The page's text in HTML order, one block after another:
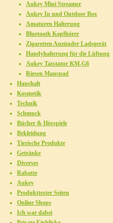
Aukey Mini Streamer
Aukey In und Outdoor Box
Amaturen Halterung
Bluetooth Kopfhörer
Zigaretten Anzünder Ladegerät
Handyhalterung für die Lüftung
Aukey Tatstatur KM-G6
Riesen Mauspad
Haushalt
Kosmetik
Technik
Schmuck
Bücher & Hörspiele
Bekleidung
Tierische Produkte
Getränke
Diverses
Rabatte
Aukey
Produkttester Seiten
Online Shops
Ich war dabei